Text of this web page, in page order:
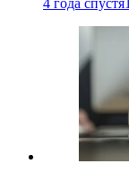
4 года спустя